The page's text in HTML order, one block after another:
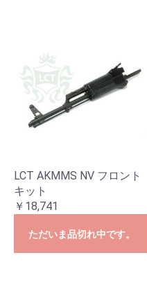
LCT AKMMS NV フロント
キット
￥18,741
ただいま品切れ中です。